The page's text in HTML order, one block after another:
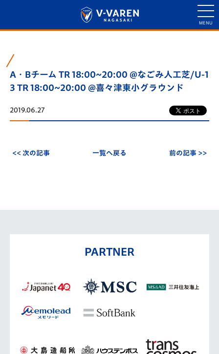
A・Bチーム TR 18:00~20:00 @なごみ人工芝/U-1
3 TR 18:00~20:00 @喜々津東小グラウンド
2019.06.27
<< 次の記事 一覧へ戻る 前の記事 >>
PARTNER